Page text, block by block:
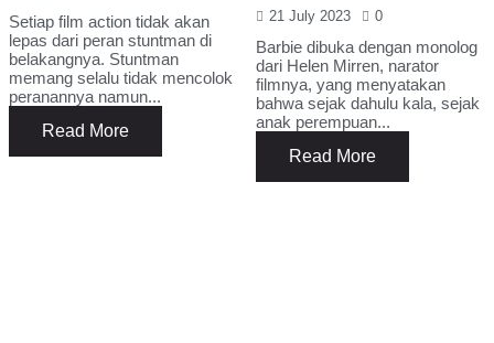
Setiap film action tidak akan
lepas dari peran stuntman di
belakangnya. Stuntman
memang selalu tidak mencolok
peranannya namun...
Read More
21 July 2023 0
Barbie dibuka dengan monolog
dari Helen Mirren, narator
filmnya, yang menyatakan
bahwa sejak dahulu kala, sejak
anak perempuan...
Read More